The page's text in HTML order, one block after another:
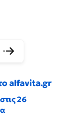
alfavita.gr
26